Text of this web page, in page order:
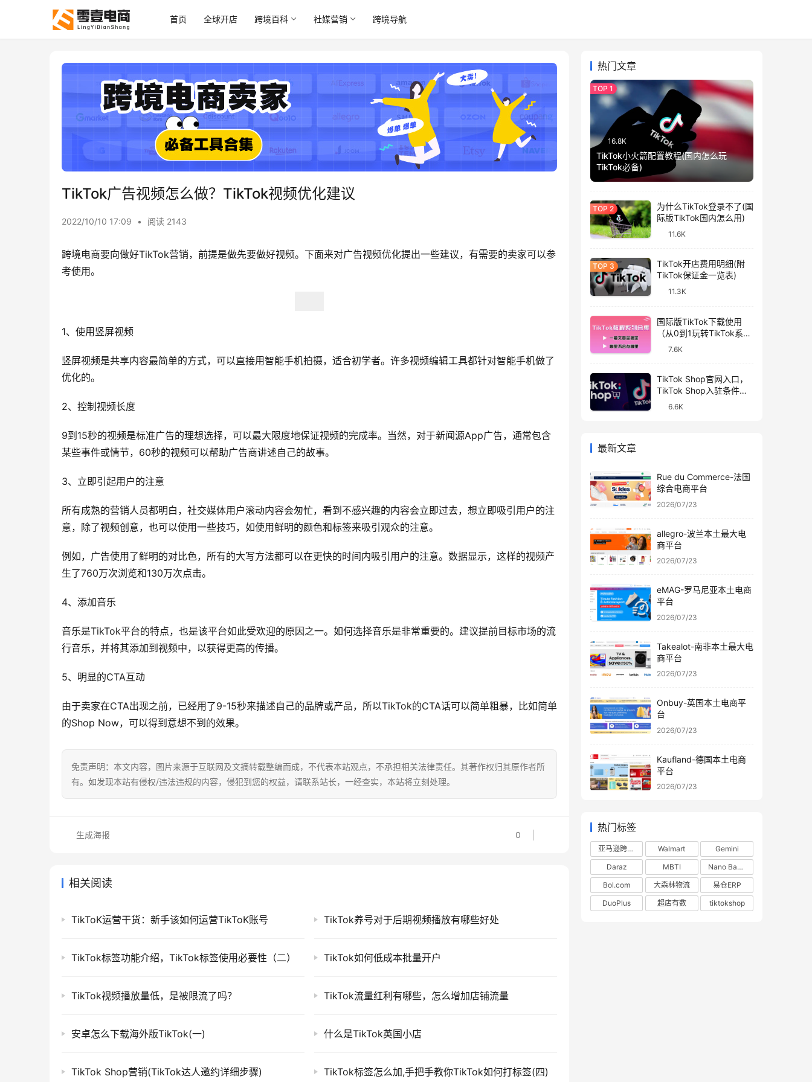
首页 全球开店 跨境百科 社媒营销 跨境导航
TikTok广告视频怎么做？TikTok视频优化建议
2022/10/10 17:09 • 阅读 2143
跨境电商要向做好TikTok营销，前提是做先要做好视频。下面来对广告视频优化提出一些建议，有需要的卖家可以参
考使用。
1、使用竖屏视频
竖屏视频是共享内容最简单的方式，可以直接用智能手机拍摄，适合初学者。许多视频编辑工具都针对智能手机做了
优化的。
2、控制视频长度
9到15秒的视频是标准广告的理想选择，可以最大限度地保证视频的完成率。当然，对于新闻源App广告，通常包含
某些事件或情节，60秒的视频可以帮助广告商讲述自己的故事。
3、立即引起用户的注意
所有成熟的营销人员都明白，社交媒体用户滚动内容会匆忙，看到不感兴趣的内容会立即过去，想立即吸引用户的注
意，除了视频创意，也可以使用一些技巧，如使用鲜明的颜色和标签来吸引观众的注意。
例如，广告使用了鲜明的对比色，所有的大写方法都可以在更快的时间内吸引用户的注意。数据显示，这样的视频产
生了760万次浏览和130万次点击。
4、添加音乐
音乐是TikTok平台的特点，也是该平台如此受欢迎的原因之一。如何选择音乐是非常重要的。建议提前目标市场的流
行音乐，并将其添加到视频中，以获得更高的传播。
5、明显的CTA互动
由于卖家在CTA出现之前，已经用了9-15秒来描述自己的品牌或产品，所以TikTok的CTA话可以简单粗暴，比如简单
的Shop Now，可以得到意想不到的效果。
免责声明：本文内容，图片来源于互联网及文摘转载整编而成，不代表本站观点，不承担相关法律责任。其著作权归其原作者所
有。如发现本站有侵权/违法违规的内容，侵犯到您的权益，请联系站长，一经查实，本站将立刻处理。
0
生成海报
相关阅读
TikToK运营干货：新手该如何运营TikToK账号 TikTok养号对于后期视频播放有哪些好处
TikTok标签功能介绍，TikTok标签使用必要性（二） TikTok如何低成本批量开户
TikTok视频播放量低，是被限流了吗？ TikTok流量红利有哪些，怎么增加店铺流量
安卓怎么下载海外版TikTok(一) 什么是TikTok英国小店
TikTok Shop营销(TikTok达人邀约详细步骤) TikTok标签怎么加,手把手教你TikTok如何打标签(四)
热门文章
16.8K
TikTok小火箭配置教程(国内怎么玩
TikTok必备)
为什么TikTok登录不了(国
际版TikTok国内怎么用)
11.6K
TikTok开店费用明细(附
TikTok保证金一览表)
11.3K
国际版TikTok下载使用
（从0到1玩转TikTok系列
教程）
7.6K
TikTok Shop官网入口，
TikTok Shop入驻条件和
开店流程
6.6K
最新文章
Rue du Commerce-法国
综合电商平台
2026/07/23
allegro-波兰本土最大电
商平台
2026/07/23
eMAG-罗马尼亚本土电商
平台
2026/07/23
Takealot-南非本土最大电
商平台
2026/07/23
Onbuy-英国本土电商平
台
2026/07/23
Kaufland-德国本土电商
平台
2026/07/23
热门标签
亚马逊跨境电商 Walmart
Gemini
Daraz
MBTI
Nano Banana
Bol.com
大森林物流
易仓ERP
DuoPlus
超店有数 tiktokshop